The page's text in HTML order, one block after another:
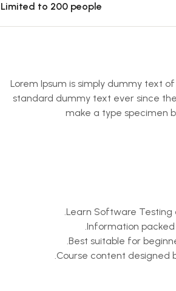
Limited to 200 people
Lorem Ipsum is simply dummy text
standard dummy text ever since
make a type specimen
Learn Software Testing
Information
Best suitable for
Course content designed